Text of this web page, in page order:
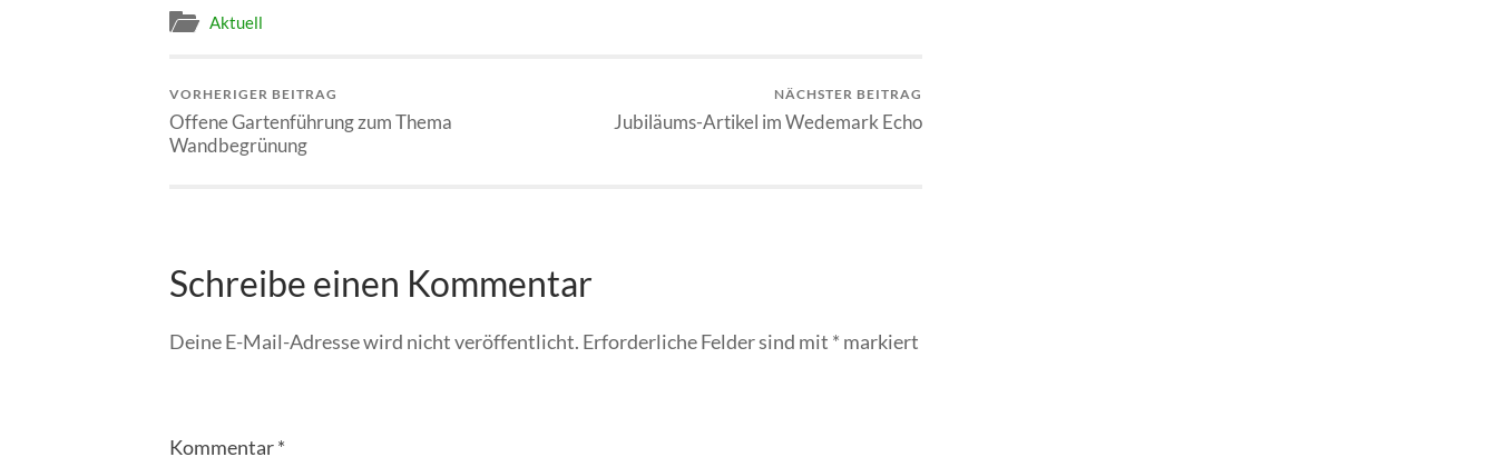
Aktuell
VORHERIGER BEITRAG
Offene Gartenführung zum Thema
Wandbegrünung
NÄCHSTER BEITRAG
Jubiläums-Artikel im Wedemark Echo
Schreibe einen Kommentar
Deine E-Mail-Adresse wird nicht veröffentlicht. Erforderliche Felder sind mit * markiert
Kommentar*